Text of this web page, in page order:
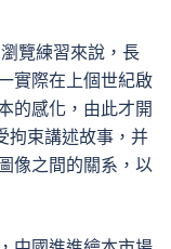
覽練習來說，長
實際在上個世紀啟
的感化，由此才開
拘束講述故事，并
像之間的關系，以